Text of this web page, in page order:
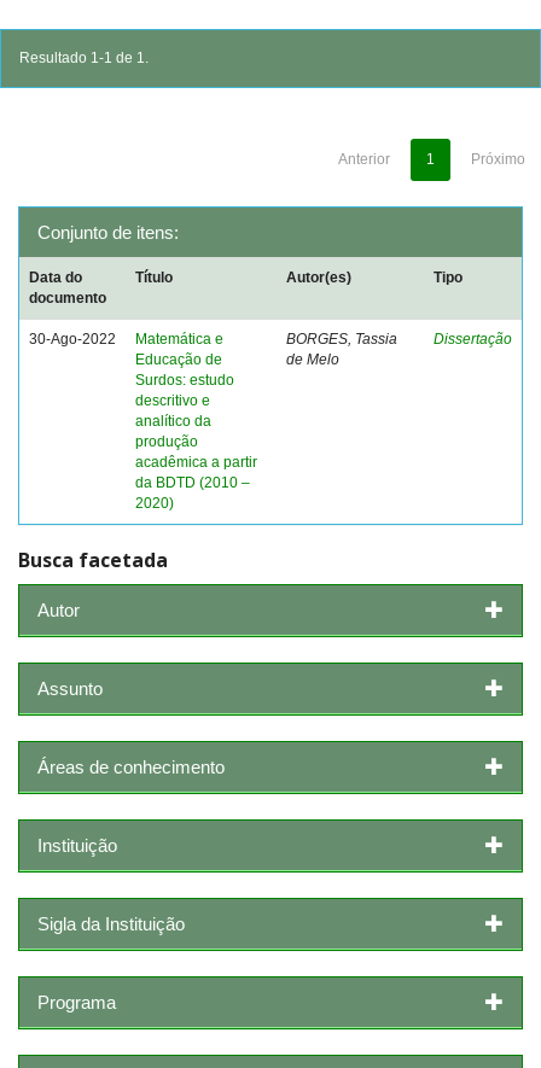
Resultado 1-1 de 1.
Anterior 1 Próximo
Conjunto de itens:
Data do
documento
Título Autor(es) Tipo
30-Ago-2022
Matemática e
Educação de
Surdos: estudo
descritivo e
analítico da
produção
acadêmica a partir
da BDTD (2010 –
2020)
BORGES, Tassia
de Melo
Dissertação
Busca facetada
Autor
Assunto
Áreas de conhecimento
Instituição
Sigla da Instituição
Programa